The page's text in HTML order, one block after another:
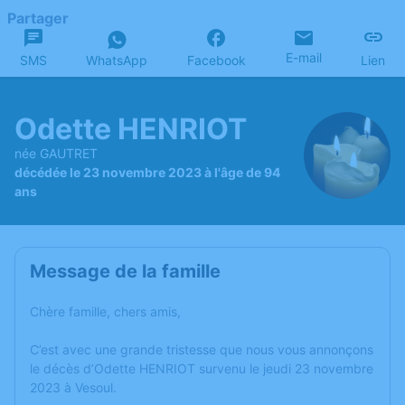
Partager
SMS WhatsApp Facebook E-mail Lien
Odette HENRIOT
née GAUTRET
décédée le 23 novembre 2023 à l'âge de 94
ans
Message de la famille
Chère famille, chers amis,
C’est avec une grande tristesse que nous vous annonçons
le décès d’Odette HENRIOT survenu le jeudi 23 novembre
2023 à Vesoul.